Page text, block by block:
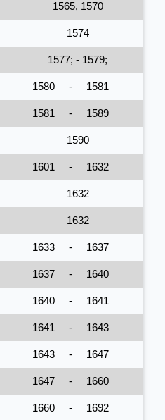
1565, 1570
1574
1577; - 1579;
1580 - 1581
1581 - 1589
1590
1601 - 1632
1632
1632
1633 - 1637
1637 - 1640
1640 - 1641
1641 - 1643
1643 - 1647
1647 - 1660
1660 - 1692